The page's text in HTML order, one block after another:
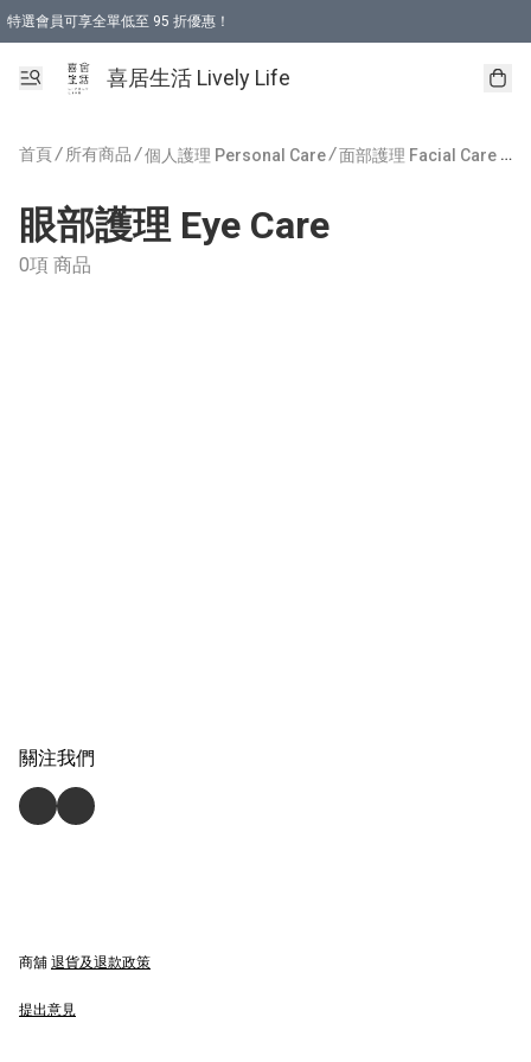
特選會員可享全單低至 95 折優惠！
購物折後滿$600免運費優惠 (減價貨品除外）
購物折後滿$320 即可免費於「順豐站」或「順豐智能櫃」自提點取貨 （冷凍食品
喜居生活 Lively Life
首頁/ 所有商品 /個人護理 Personal Care/面部護理 Facial Care /眼
眼部護理 Eye Care
0項 商品
關注我們
商舖 退貨及退款政策
提出意見